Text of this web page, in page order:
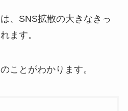
、SNS拡散の大きなきっ
ます。
ことがわかります。